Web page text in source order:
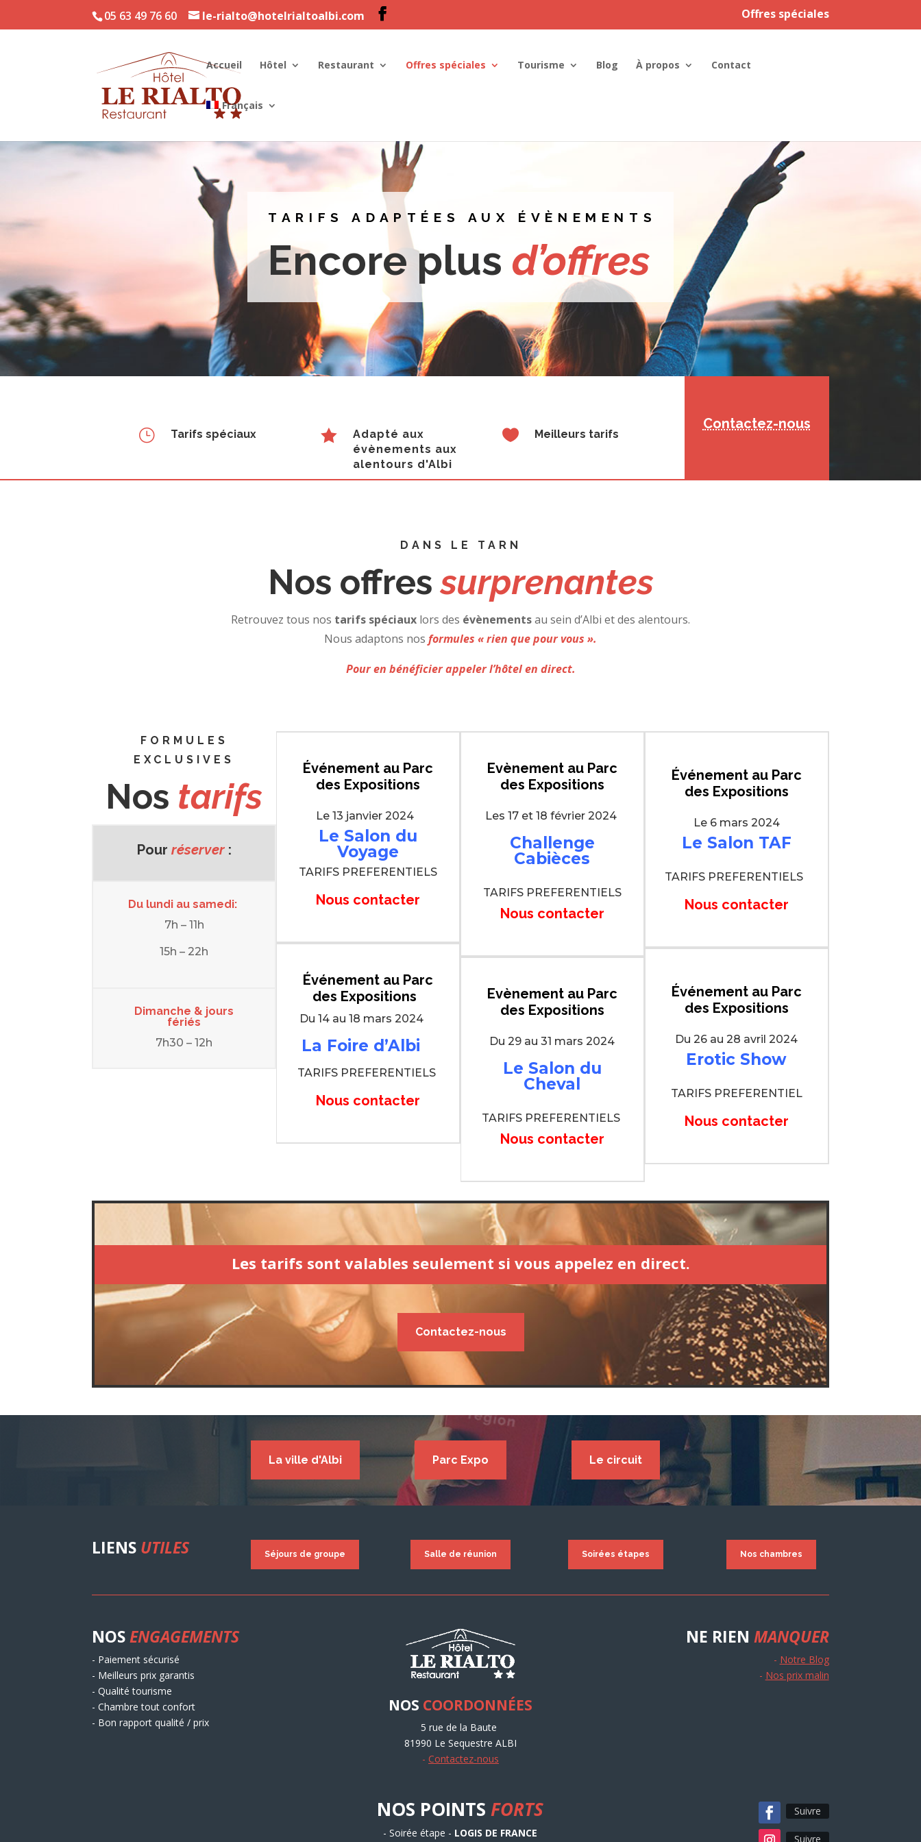
05 63 49 76 60 le-rialto@hotelrialtoalbi.com Offres spéciales
Accueil Hôtel Restaurant Offres spéciales Tourisme Blog À propos Contact
Français
TARIFS ADAPTÉES AUX ÉVÈNEMENTS
Encore plus d’offres
} Tarifs spéciaux 
Adapté aux
évènements aux
alentours d'Albi
 Meilleurs tarifs
Contactez-nous
DANS LE TARN
Nos offressurprenantes
Retrouvez tous nos tarifs spéciaux lors des évènementsau sein d’Albi et des alentours.
Nous adaptons nos formules « rien que pour vous ».
Pour en bénéficier appeler l’hôtel en direct.
FORMULES
EXCLUSIVES
Nos tarifs
Pour réserver:
Du lundi au samedi:
7h – 11h
15h – 22h
Dimanche & jours
fériés
7h30 – 12h
Événement au Parc
des Expositions
Le 13 janvier 2024
Le Salon du
Voyage
TARIFS PREFERENTIELS
Nous contacter
Événement au Parc
des Expositions
Du 14 au 18 mars 2024
La Foire d’Albi
TARIFS PREFERENTIELS
Nous contacter
Evènement au Parc
des Expositions
Les 17 et 18 février 2024
Challenge
Cabièces
TARIFS PREFERENTIELS
Nous contacter
Evènement au Parc
des Expositions
Du 29 au 31 mars 2024
Le Salon du
Cheval
TARIFS PREFERENTIELS
Nous contacter
Événementau Parc
des Expositions
Le 6 mars 2024
Le Salon TAF
TARIFS PREFERENTIELS
Nous contacter
Événementau Parc
des Expositions
Du 26 au 28 avril 2024
Erotic Show
TARIFS PREFERENTIEL
Nous contacter
Les tarifs sont valables seulement si vous appelez en direct.
Contactez-nous
La ville d'Albi Parc Expo Le circuit
LIENS UTILES Séjours de groupe Salle de réunion Soirées étapes Nos chambres
NOSENGAGEMENTS
- Paiement sécurisé
- Meilleurs prix garantis
- Qualité tourisme
- Chambre tout confort
- Bon rapport qualité / prix
NOS COORDONNÉES
5 rue de la Baute
81990 Le Sequestre ALBI
- Contactez-nous
NE RIEN MANQUER
- Notre Blog
- Nos prix malin
NOS POINTSFORTS
- Soirée étape - LOGIS DE FRANCE
Suivre
Suivre